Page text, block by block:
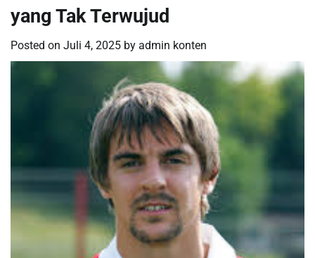
yang Tak Terwujud
Posted on Juli 4, 2025 by admin konten